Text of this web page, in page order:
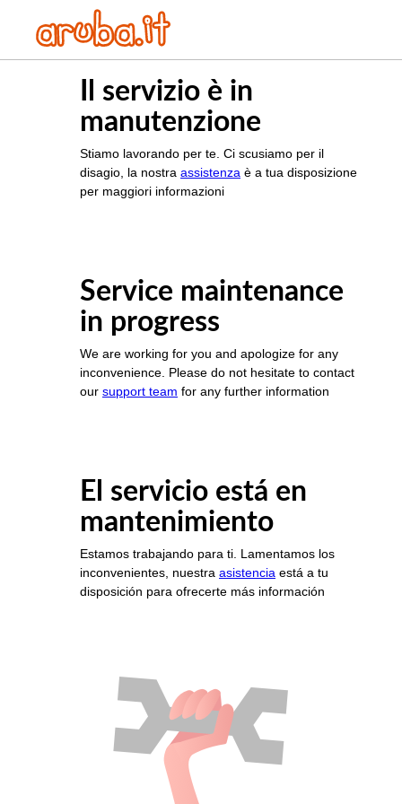
Il servizio è in
manutenzione
Stiamo lavorando per te. Ci scusiamo per il
disagio, la nostra assistenza è a tua disposizione
per maggiori informazioni
Service maintenance
in progress
We are working for you and apologize for any
inconvenience. Please do not hesitate to contact
our support team for any further information
El servicio está en
mantenimiento
Estamos trabajando para ti. Lamentamos los
inconvenientes, nuestra asistencia está a tu
disposición para ofrecerte más información